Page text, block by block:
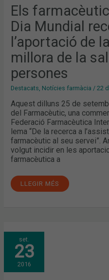
Els
Dia Mundial
l’aportació de
millora de la
persones
Destacats Notícies farmàcia /22
Aquest dilluns 25 de
del Farmacèutic, una
Federació Farmacèutica
lema “De la recerca a
farmacèutic al seu servei”.
volgut incidir en les
farmacèutica a
DE
LA
PROFESSIÓ
EN
LA
MILLORA
DE
LA
SALUT
DE
PERSONES
LLEGIR MÉS
set.
23
2016
ELS
FARMACÈUTICS
DESTAQUEN
EN
EL
SEU
DIA